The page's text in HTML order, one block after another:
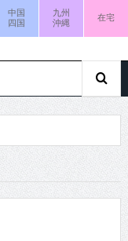
中国
四国
九州
沖縄
在宅